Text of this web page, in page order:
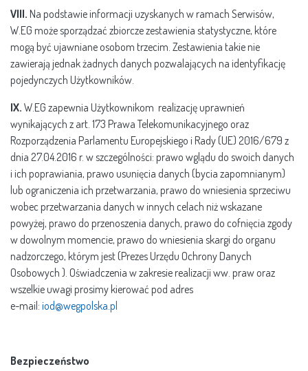
VIII. Na podstawie informacji uzyskanych w ramach Serwisów,
W.EG może sporządzać zbiorcze zestawienia statystyczne, które
mogą być ujawniane osobom trzecim. Zestawienia takie nie
zawierają jednak żadnych danych pozwalających na identyfikację
pojedynczych Użytkowników.
IX. W.EG zapewnia Użytkownikom realizację uprawnień
wynikających z art. 173 Prawa Telekomunikacyjnego oraz
Rozporządzenia Parlamentu Europejskiego i Rady (UE) 2016/679 z
dnia 27.04.2016 r. w szczególności: prawo wglądu do swoich danych
i ich poprawiania, prawo usunięcia danych (bycia zapomnianym)
lub ograniczenia ich przetwarzania, prawo do wniesienia sprzeciwu
wobec przetwarzania danych w innych celach niż wskazane
powyżej, prawo do przenoszenia danych, prawo do cofnięcia zgody
w dowolnym momencie, prawo do wniesienia skargi do organu
nadzorczego, którym jest (Prezes Urzędu Ochrony Danych
Osobowych ). Oświadczenia w zakresie realizacji ww. praw oraz
wszelkie uwagi prosimy kierować pod adres
e-mail: iod@wegpolska.pl
Bezpieczeństwo